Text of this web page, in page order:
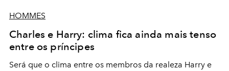
HOMMES
Charles e Harry: clima fica ainda mais tenso
entre os príncipes
Será que o clima entre os membros da realeza Harry e